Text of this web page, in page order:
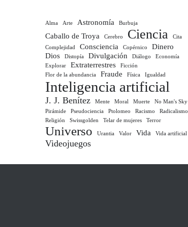
Alma Arte Astronomía Burbuja
Caballo de Troya Cerebro Ciencia
Cita
Complejidad
Consciencia Copérnico
Dinero
Dios
Distopía Divulgación Diálogo
Economía
Explorar
Extraterrestres
Ficción
Flor de la abundancia
Fraude Física Igualdad
Inteligencia artificial
J. J. Benítez Mente Moral Muerte
No Man's Sky
Pirámide
Pseudociencia Ptolomeo Racismo
Radicalismo
Religión
Swissgolden Telar de mujeres Terror
Universo Urantia Valor Vida Vida artificial
Videojuegos